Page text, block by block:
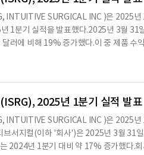
직 이사가 아닌 이사가 과반수 이하가
을 승인하는 경우 등이다.이사회는
.첫 번째 제안은 이사회에 11명의 이사를
한 자문적 승인을 고려하는 것이었으며,
INTUITIVE SURGICAL INC )은 2025
1분기 실적을 발표했다.2025년 3월
러에 비해 19% 증가했다.이 중 제품
비해 17% 증가했다.이와 함께, 이온 시
서비스는 최소 침습 수술을 통해 환자
성하기 위한 핵심 제품이다.2025년 1분
해 증가한 수치다.이 중 147대는 차세대
년 1분기 동안 9억 1,000만 달러의 현금,
러에서 증가한 수치다.운영 활동에서 발
로도 최소 침습 수술의 발전을 위해 지
2025년 1분기 실적 발표
INTUITIVE SURGICAL INC )은 2025
브서지컬(이하 '회사')은 2025년 3월 31
2024년 1분기 대비 약 17% 증가했다.